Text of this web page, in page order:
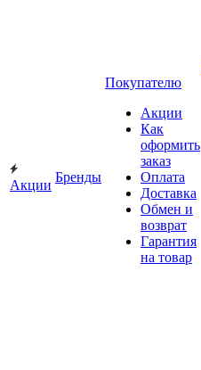
Акции
Бренды
Покупателю
Акции
Как
оформить
заказ
Оплата
Доставка
Обмен и
возврат
Гарантия
на товар